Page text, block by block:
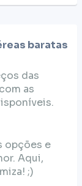
baratas
das
as
opções e
Aqui,
;)